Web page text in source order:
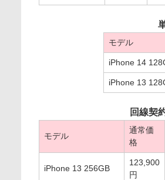
モデル
iPhone 14
iPhone 13
回線契
モデル
通常価
格
iPhone 13 256GB
123,900
円